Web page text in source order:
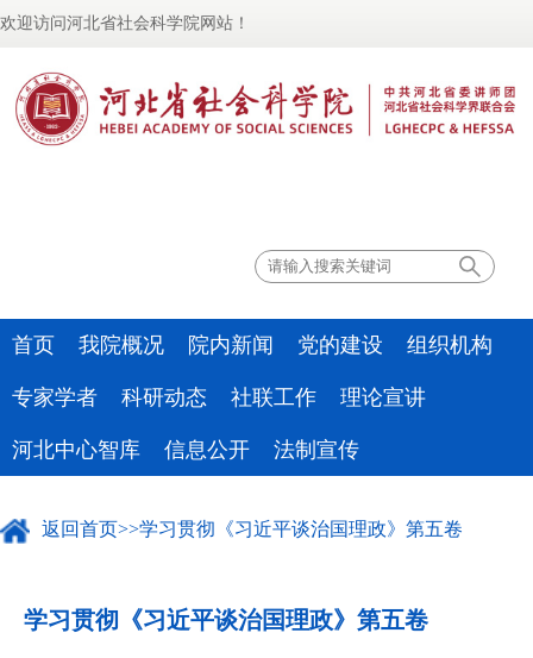
欢迎访问河北省社会科学院网站！
首页 我院概况 院内新闻 党的建设 组织机构
专家学者 科研动态 社联工作 理论宣讲
河北中心智库 信息公开 法制宣传
返回首页>>学习贯彻《习近平谈治国理政》第五卷
学习贯彻《习近平谈治国理政》第五卷